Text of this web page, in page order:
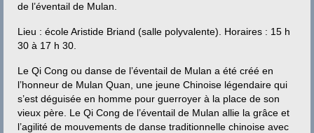
Contact
de l’éventail de Mulan.
Lieu : école Aristide Briand (salle polyvalente). Horaires : 15 h
30 à 17 h 30.
Le Qi Cong ou danse de l’éventail de Mulan a été créé en
l’honneur de Mulan Quan, une jeune Chinoise légendaire qui
s’est déguisée en homme pour guerroyer à la place de son
vieux père. Le Qi Cong de l’éventail de Mulan allie la grâce et
l’agilité de mouvements de danse traditionnelle chinoise avec